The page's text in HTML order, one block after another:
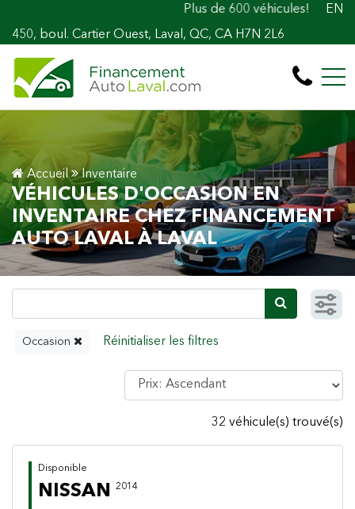
Plus de 600 véhicules! 100% Approuvé
450, boul. Cartier Ouest, Laval, QC, CA H7N 2L6
EN
Accueil Inventaire
VÉHICULES D'OCCASION EN
INVENTAIRE CHEZ FINANCEMENT
AUTO LAVAL À LAVAL
Occasion
32 véhicule(s) trouvé(s)
Disponible
NISSAN 2014